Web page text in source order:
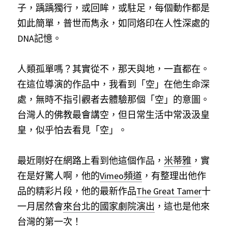
子，踽踽獨行，或回眸，或駐足，每個動作都是
如此簡單，普世而雋永，如同烙印在人性深處的
DNA記憶。
人類孤單嗎？其實從不，那天與地，一直都在。
在這位導演的作品中，我看到「空」在他生命深
處，無時不指引觀者去體驗那個「空」的意圖。
台灣人的佛教最會講空，但日常生活中常汲汲皇
皇，似乎怕去看見「空」。
最近剛好在網路上看到他這個作品， 米蒂雅 ，實
在是好驚人啊，他的Vimeo頻道 ，有整理出他作
品的精彩片段，他的最新作品The Great Tamer十
一月居然會來台北的國家劇院演出 ，這也是他來
台灣的第一次！